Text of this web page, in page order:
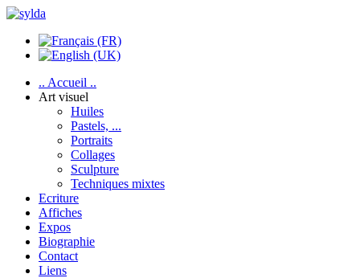
.. Accueil ..
Art visuel
Huiles
Pastels, ...
Portraits
Collages
Sculpture
Techniques mixtes
Ecriture
Affiches
Expos
Biographie
Contact
Liens